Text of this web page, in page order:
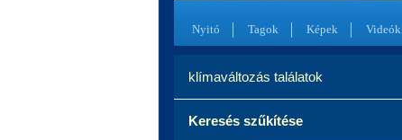
Nyitó Tagok Képek Videók
klímaváltozás találatok
Keresés szűkítése